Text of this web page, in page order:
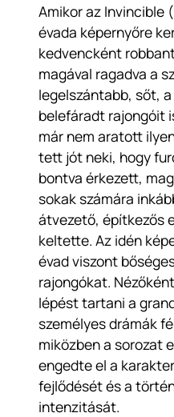
Amikor az Invincible
évada képernyőre
kedvencként
magával ragadva a
legelszántabb, sőt,
belefáradt rajongóit
már nem aratott
tett jót neki, hogy
bontva érkezett,
sokak számára
átvezető, építkezős
keltette. Az idén
évad viszont
rajongókat.
lépést tartani a
személyes drámák
miközben a sorozat
engedte el a
fejlődését és a
intenzitását.